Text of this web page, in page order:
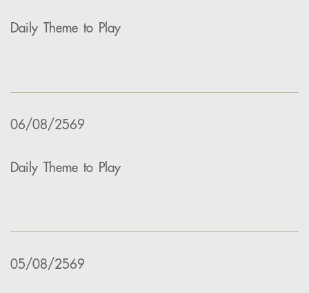
Daily Theme to Play
06/08/2569
Daily Theme to Play
05/08/2569